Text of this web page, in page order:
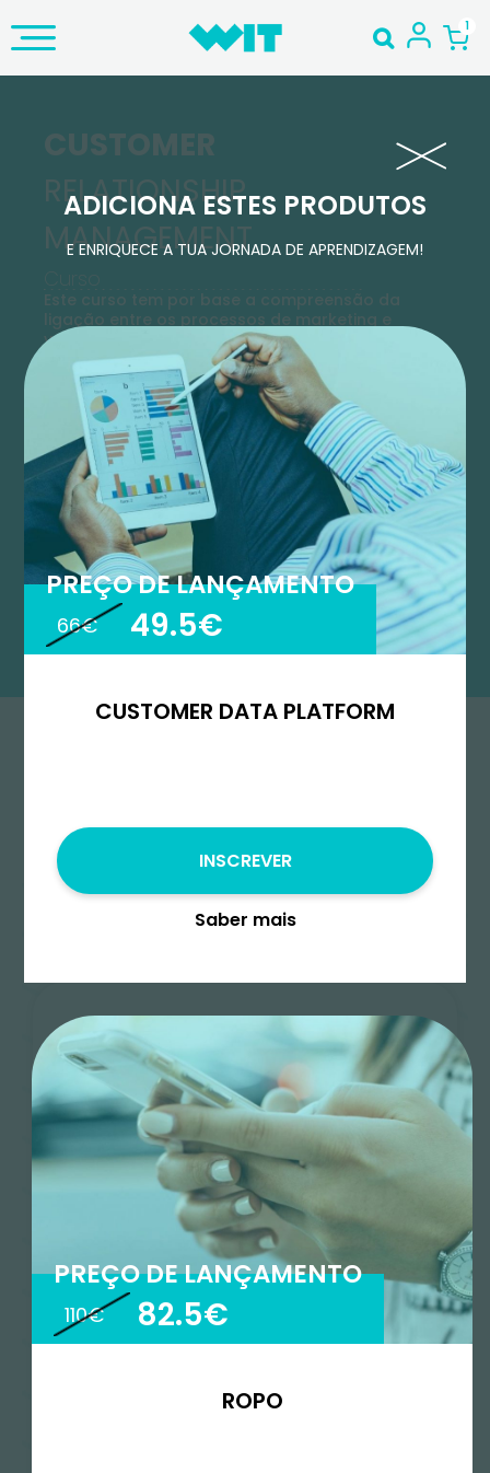
CUSTOMER
RELATIONSHIP
MANAGEMENT
Este curso tem por base a compreensão da
ligação entre os processos de marketing e
vendas integrados e automatizados em apps
como Salesforce Sales Cloud e Pardot.
Duração
1 semana
Idioma
Português
Tipo
Curto
ADICIONA ESTES PRODUTOS
E ENRIQUECE A TUA JORNADA DE APRENDIZAGEM!
PREÇO DE LANÇAMENTO
66€ 49.5€
CUSTOMER DATA PLATFORM
INSCREVER
Saber mais
PREÇO DE LANÇAMENTO
110€ 82.5€
ROPO